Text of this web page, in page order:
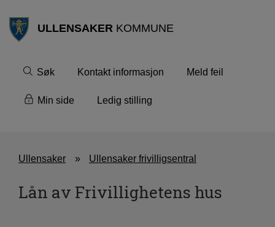
ULLENSAKERKOMMUNE
Søk Kontakt informasjon Meld feil
Min side Ledig stilling
Ullensaker Ullensaker frivilligsentral
Lån av Frivillighetens hus